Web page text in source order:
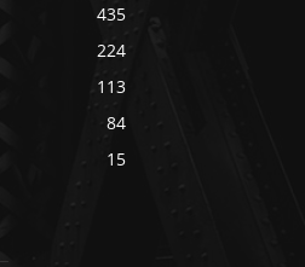
435
224
113
84
15